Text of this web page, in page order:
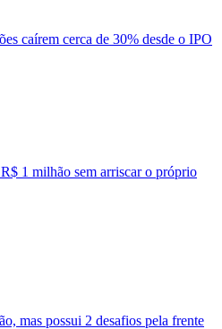
caírem cerca de 30% desde o IPO
1 milhão sem arriscar o próprio
mas possui 2 desafios pela frente